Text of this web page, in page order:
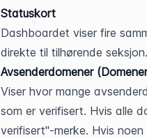
Statuskort
Dashboardet viser fire
direkte til tilhørende seksjon.
Avsenderdomener
Viser hvor mange
som er verifisert. Hvis alle
verifisert"-merke. Hvis